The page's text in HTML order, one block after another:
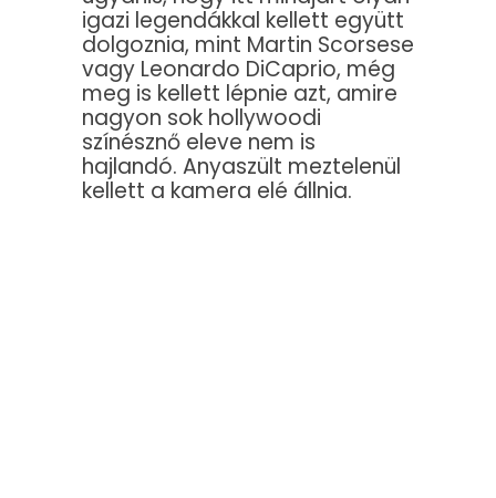
igazi legendákkal kellett együtt
dolgoznia, mint Martin Scorsese
vagy Leonardo DiCaprio, még
meg is kellett lépnie azt, amire
nagyon sok hollywoodi
színésznő eleve nem is
hajlandó. Anyaszült meztelenül
kellett a kamera elé állnia.